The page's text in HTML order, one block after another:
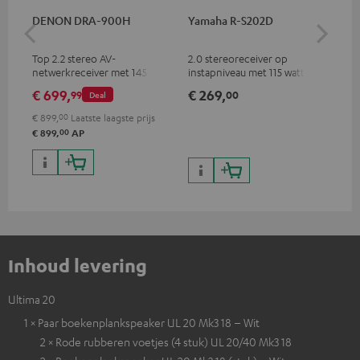
DENON DRA-900H
Top 2.2 stereo AV-
netwerkreceiver met 145 watt
per kanaal in 6 ohm, USB-
weergave plus extra analoge
en digitale ingangen, 6
HDMI-ingangen en 1 HDMI-
uitgang met support voor:8K,
3D, HDCP 2.3, HDR10+,
ARC/eARC en Dolby Vision
Deal
€ 699,99
€ 899, 00 Laatste laagste prijs
€ 899,00 AP
Yamaha R-S202D
2.0 stereoreceiver op
instapniveau met 115 watt per
0,7% THD)
€ 269,00
Inhoud levering
Ultima 20
1 × Paar boekenplankspeaker UL 20 Mk3 18 – Wit
2 × Rode rubberen voetjes (4 stuk) UL 20/40 Mk3 18